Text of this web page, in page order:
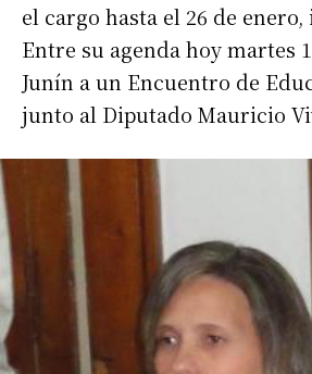
el cargo hasta el 26 de
Entre su agenda hoy martes
Junín a un Encuentro de
junto al Diputado Mauricio